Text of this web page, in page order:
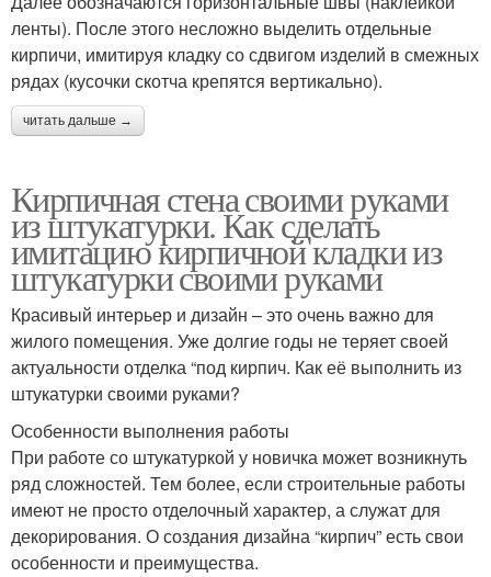
ленты). После этого несложно выделить отдельные
кирпичи, имитируя кладку со сдвигом изделий в смежных
рядах (кусочки скотча крепятся вертикально).
читать дальше →
Кирпичная стена своими руками
из штукатурки. Как сделать
имитацию кирпичной кладки из
штукатурки своими руками
Красивый интерьер и дизайн – это очень важно для
жилого помещения. Уже долгие годы не теряет своей
актуальности отделка “под кирпич. Как её выполнить из
штукатурки своими руками?
Особенности выполнения работы
При работе со штукатуркой у новичка может возникнуть
ряд сложностей. Тем более, если строительные работы
имеют не просто отделочный характер, а служат для
декорирования. О создания дизайна “кирпич” есть свои
особенности и преимущества.